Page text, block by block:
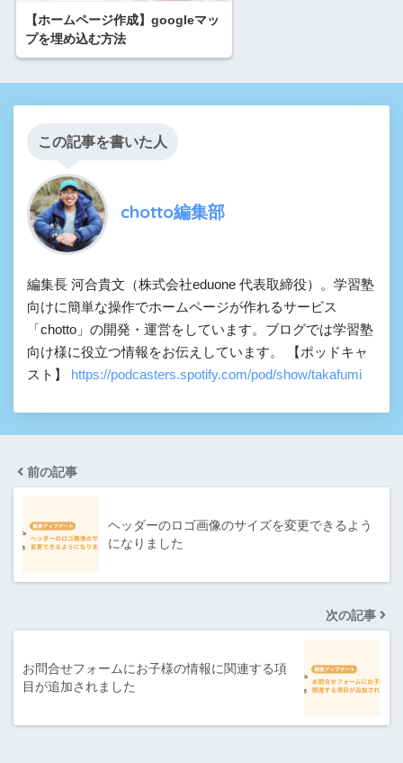
【ホームページ作成】googleマッ
プを埋め込む方法
この記事を書いた人
chotto編集部
編集長 河合貴文（株式会社eduone 代表取締役）。学習塾
向けに簡単な操作でホームページが作れるサービス
「chotto」の開発・運営をしています。ブログでは学習塾
向け様に役立つ情報をお伝えしています。 【ポッドキャ
スト】 https://podcasters.spotify.com/pod/show/takafumi
前の記事
ヘッダーのロゴ画像のサイズを変更できるよう
になりました
次の記事
お問合せフォームにお子様の情報に関連する項
目が追加されました